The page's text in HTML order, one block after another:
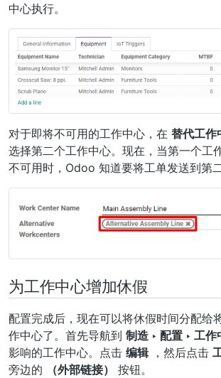
中心执行。
对于即将不可用的工作中心，在 替代工作
选择第二个工作中心。现在，当第一个工
不可用时，Odoo 知道要将工单发送到第
为工作中心增加休假
配置完成后，现在可以将休假时间分配给
作中心了。首先导航到 制造 ‣ 配置 ‣ 工作
影响的工作中心。点击 编辑，然后点击
旁边的
（外部链接） 按钮。